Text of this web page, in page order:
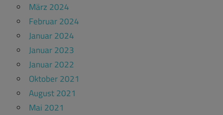
März 2024
Februar 2024
Januar 2024
Januar 2023
Januar 2022
Oktober 2021
August 2021
Mai 2021